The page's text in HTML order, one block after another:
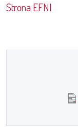
Strona EFNI